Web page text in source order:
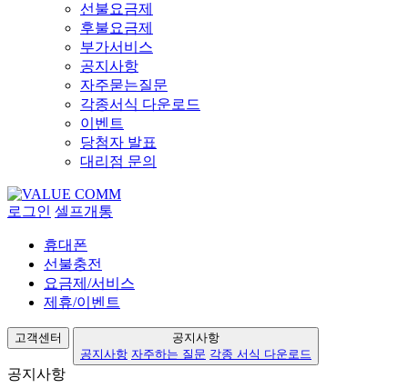
선불요금제
후불요금제
부가서비스
공지사항
자주묻는질문
각종서식 다운로드
이벤트
당첨자 발표
대리점 문의
로그인 셀프개통
휴대폰
선불충전
요금제/서비스
제휴/이벤트
고객센터
공지사항
공지사항 자주하는 질문 각종 서식 다운로드
공지사항